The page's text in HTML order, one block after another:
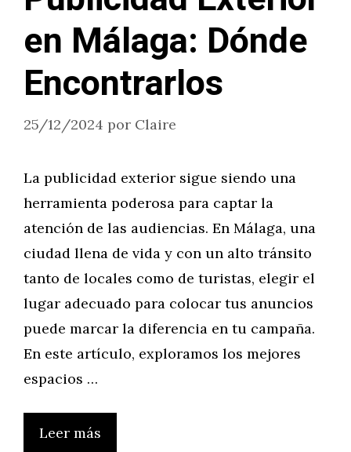
en Málaga: Dónde
Encontrarlos
25/12/2024 por Claire
La publicidad exterior sigue siendo una
herramienta poderosa para captar la
atención de las audiencias. En Málaga, una
ciudad llena de vida y con un alto tránsito
tanto de locales como de turistas, elegir el
lugar adecuado para colocar tus anuncios
puede marcar la diferencia en tu campaña.
En este artículo, exploramos los mejores
espacios …
Leer más